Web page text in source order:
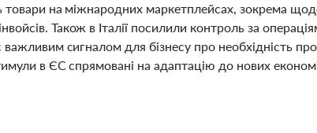
товари на міжнародних маркетплейсах, зокрема
Також в Італії посилили контроль за
сигналом для бізнесу про необхідність
в ЄС спрямовані на адаптацію до нових